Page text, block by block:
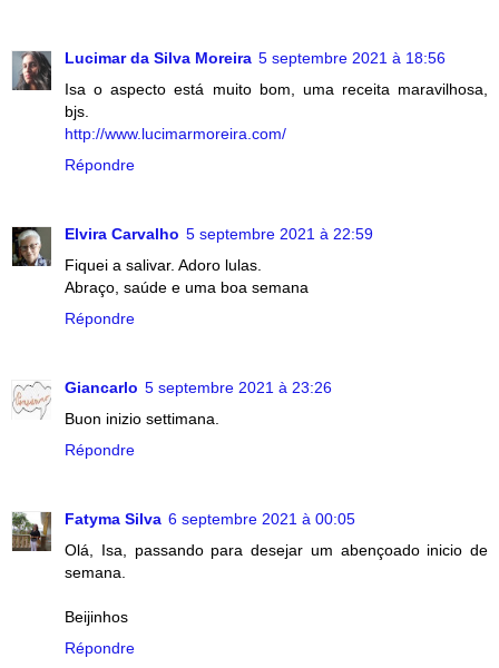
Lucimar da Silva Moreira 5 septembre 2021 à 18:56
Isa o aspecto está muito bom, uma receita maravilhosa,
bjs.
http://www.lucimarmoreira.com/
Répondre
Elvira Carvalho 5 septembre 2021 à 22:59
Fiquei a salivar. Adoro lulas.
Abraço, saúde e uma boa semana
Répondre
Giancarlo 5 septembre 2021 à 23:26
Buon inizio settimana.
Répondre
Fatyma Silva 6 septembre 2021 à 00:05
Olá, Isa, passando para desejar um abençoado inicio de
semana.
Beijinhos
Répondre